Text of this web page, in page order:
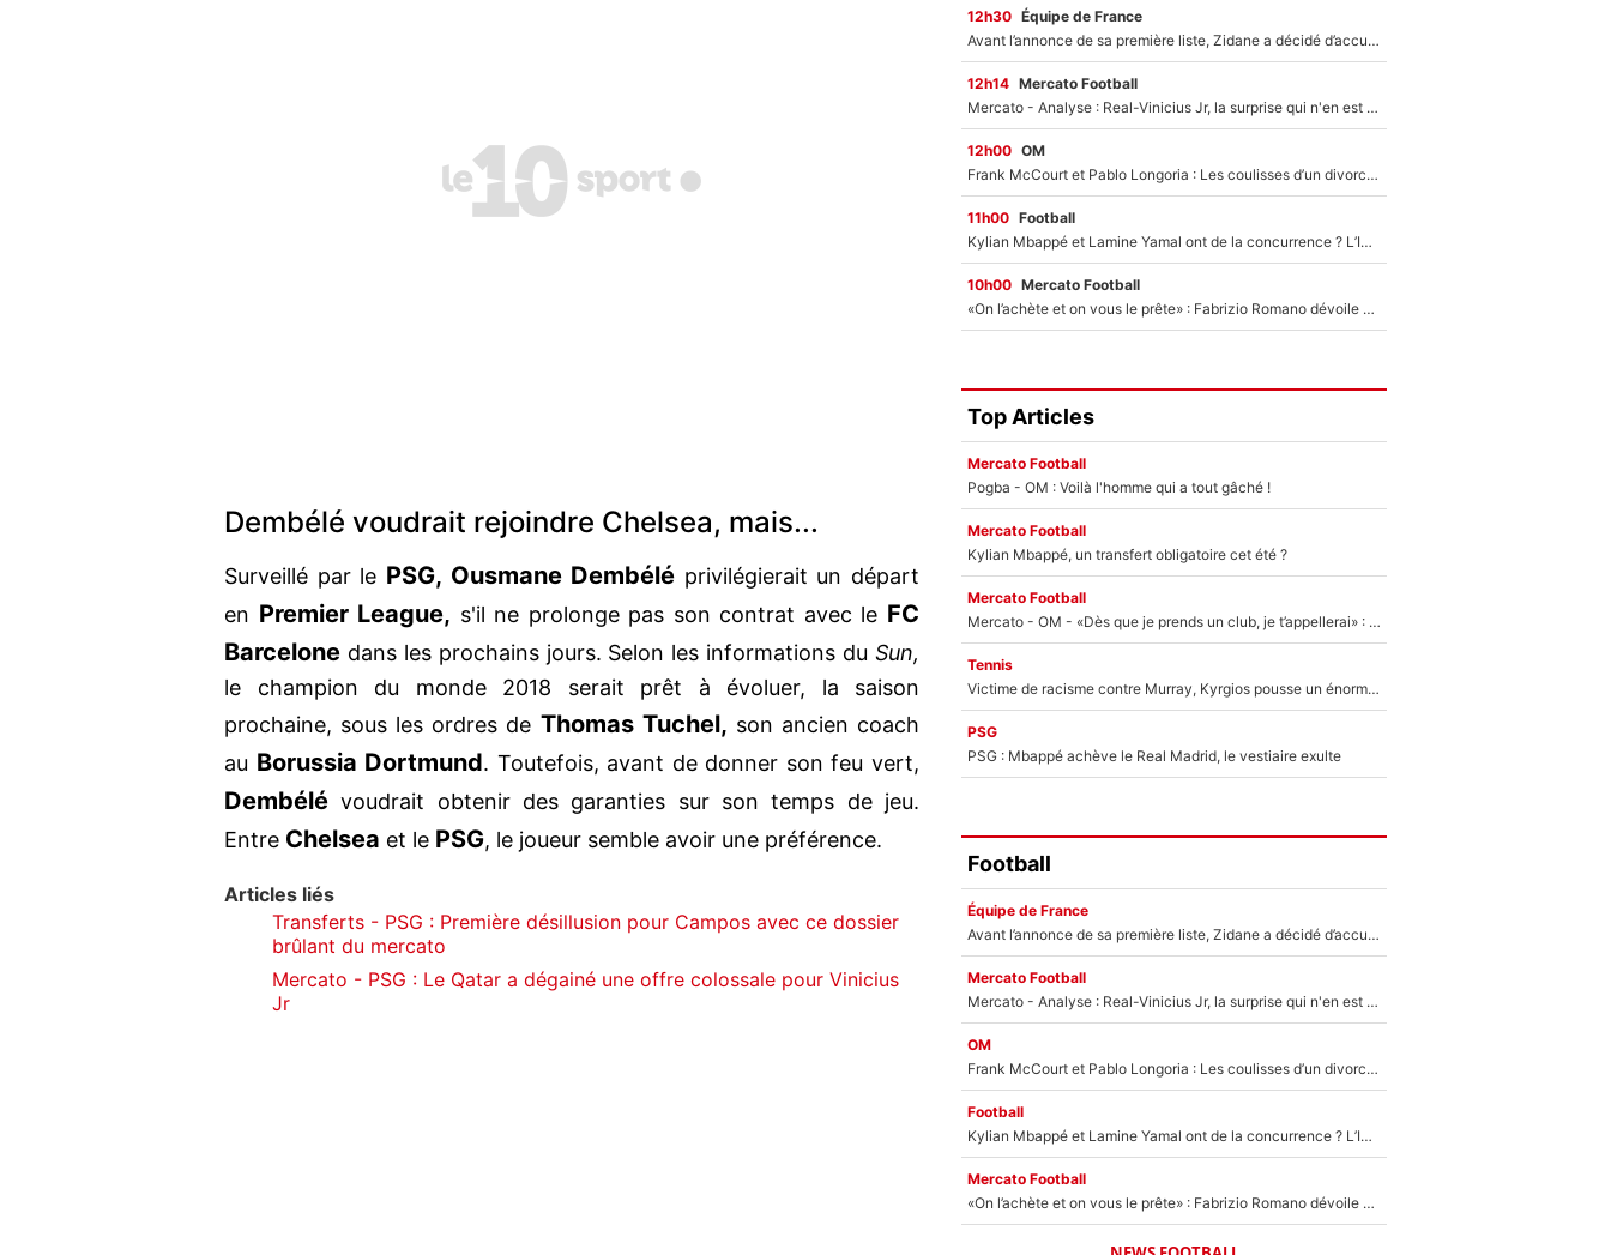
Dembélé voudrait rejoindre Chelsea, mais...
Surveillé par le PSG, Ousmane Dembélé privilégierait un départ
en Premier League, s'il ne prolonge pas son contrat avec le FC
Barcelone dans les prochains jours. Selon les informations du Sun,
le champion du monde 2018 serait prêt à évoluer, la saison
prochaine, sous les ordres de Thomas Tuchel, son ancien coach
au Borussia Dortmund. Toutefois, avant de donner son feu vert,
Dembélé voudrait obtenir des garanties sur son temps de jeu.
Entre Chelsea et le PSG, le joueur semble avoir une préférence.
Articles liés
Transferts - PSG : Première désillusion pour Campos avec ce dossier
brûlant du mercato
Mercato - PSG : Le Qatar a dégainé une offre colossale pour Vinicius
Jr
12h30 Équipe de France
Avant l’annonce de sa première liste, Zidane a décidé d’accueillir une nouvelle tête en équipe de France
12h14 Mercato Football
Mercato - Analyse : Real-Vinicius Jr, la surprise qui n'en est pas une...
12h00 OM
Frank McCourt et Pablo Longoria : Les coulisses d’un divorce coûteux qui ruine l’OM à petit feu…
11h00 Football
Kylian Mbappé et Lamine Yamal ont de la concurrence ? L’IA annonce les 5 joueurs qui vont dominer le football dans les années à venir !
10h00 Mercato Football
«On l’achète et on vous le prête» : Fabrizio Romano dévoile déjà la stratégie du PSG avec le transfert de Zion Suzuki !
Top Articles
Mercato Football
Pogba - OM : Voilà l'homme qui a tout gâché !
Mercato Football
Kylian Mbappé, un transfert obligatoire cet été ?
Mercato Football
Mercato - OM - «Dès que je prends un club, je t’appellerai» : La promesse de Marcelino au moment de claquer la porte
Tennis
Victime de racisme contre Murray, Kyrgios pousse un énorme coup de gueule !
PSG
PSG : Mbappé achève le Real Madrid, le vestiaire exulte
Football
Équipe de France
Avant l’annonce de sa première liste, Zidane a décidé d’accueillir une nouvelle tête en équipe de France
Mercato Football
Mercato - Analyse : Real-Vinicius Jr, la surprise qui n'en est pas une...
OM
Frank McCourt et Pablo Longoria : Les coulisses d’un divorce coûteux qui ruine l’OM à petit feu…
Football
Kylian Mbappé et Lamine Yamal ont de la concurrence ? L’IA annonce les 5 joueurs qui vont dominer le football dans les années à venir !
Mercato Football
«On l’achète et on vous le prête» : Fabrizio Romano dévoile déjà la stratégie du PSG avec le transfert de Zion Suzuki !